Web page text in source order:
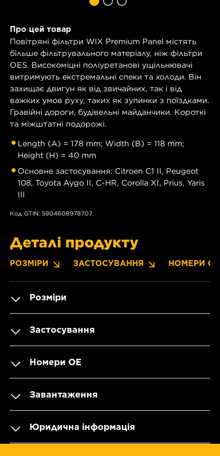
Про цей товар
Повітряні фільтри WIX Premium Panel містять
більше фільтрувального матеріалу, ніж фільтри
OES. Високоміцні поліуретанові ущільнювачі
витримують екстремальні спеки та холоди. Він
захищає двигун як від звичайних, так і від
важких умов руху, таких як зупинки з поїздками.
Гравійні дороги, будівельні майданчики. Короткі
та міжштатні подорожі.
Length (A) = 178 mm; Width (B) = 118 mm;
Height (H) = 40 mm
Основне застосування: Citroen C1 II, Peugeot
108, Toyota Aygo II, C-HR, Corolla XI, Prius, Yaris
III
Код GTIN: 5904608978707
Деталі продукту
РОЗМІРИ ЗАСТОСУВАННЯ НОМЕРИ OE
Розміри
Застосування
Номери OE
Завантаження
Юридична інформація